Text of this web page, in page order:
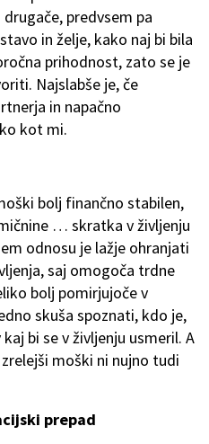
predvsem pa
in želje, kako naj bi bila
prihodnost, zato se je
Najslabše je, če
in napačno
kot mi.
bolj finančno stabilen,
… skratka v življenju
odnosu je lažje ohranjati
saj omogoča trdne
bolj pomirjujoče v
skuša spoznati, kdo je,
bi se v življenju usmeril. A
moški ni nujno tudi
prepad